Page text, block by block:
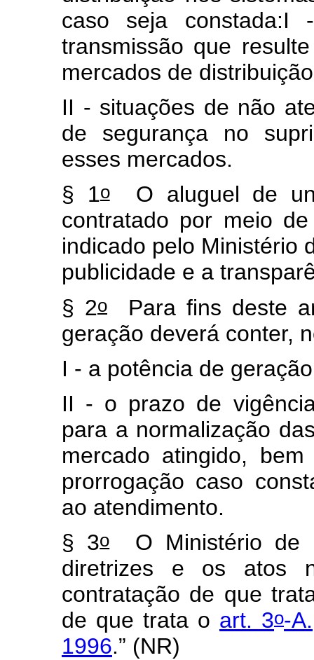
caso seja constada:I
transmissão que
mercados de
II - situações de não
de segurança no
esses mercados.
§ 1oO aluguel de
contratado por meio
indicado pelo Ministério
publicidade e a
§ 2o Para fins deste
geração deverá conter,
I - a potência de
II - o prazo de
para a normalização
mercado atingido,
prorrogação caso
ao atendimento.
§ 3oO Ministério de
diretrizes e os atos
contratação de que
de que trata o art. 3o-
1996.” (NR)